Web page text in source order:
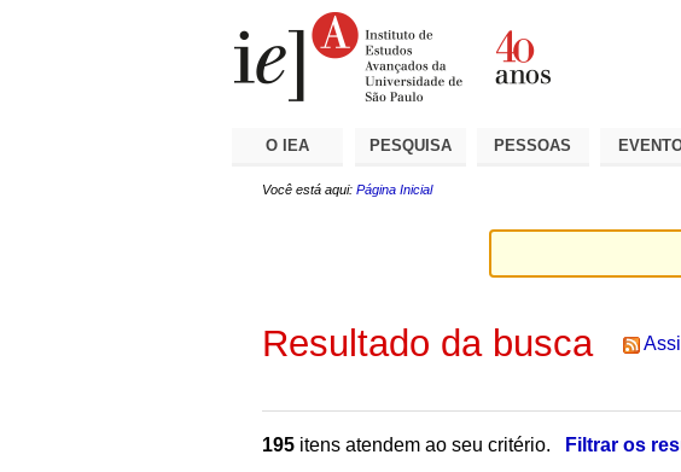
O IEA PESQUISA PESSOAS
Você está aqui: Página Inicial
Resultado da busca
195 itens atendem ao seu critério.
Filtrar os